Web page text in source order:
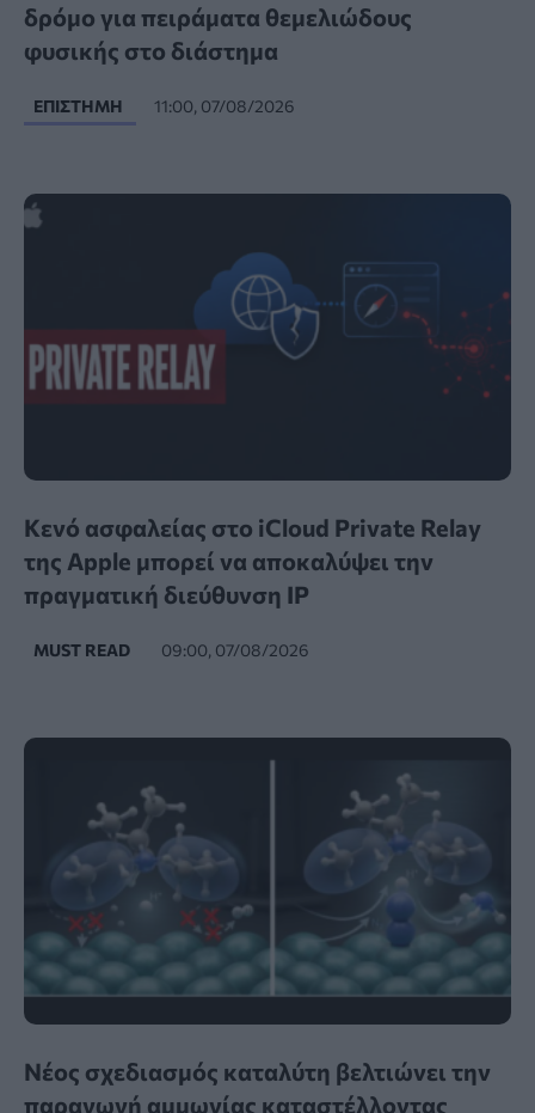
δρόμο για πειράματα θεμελιώδους
φυσικής στο διάστημα
ΕΠΙΣΤΉΜΗ 11:00, 07/08/2026
Κενό ασφαλείας στο iCloud Private Relay
της Apple μπορεί να αποκαλύψει την
πραγματική διεύθυνση IP
MUST READ 09:00, 07/08/2026
Νέος σχεδιασμός καταλύτη βελτιώνει την
παραγωγή αμμωνίας καταστέλλοντας